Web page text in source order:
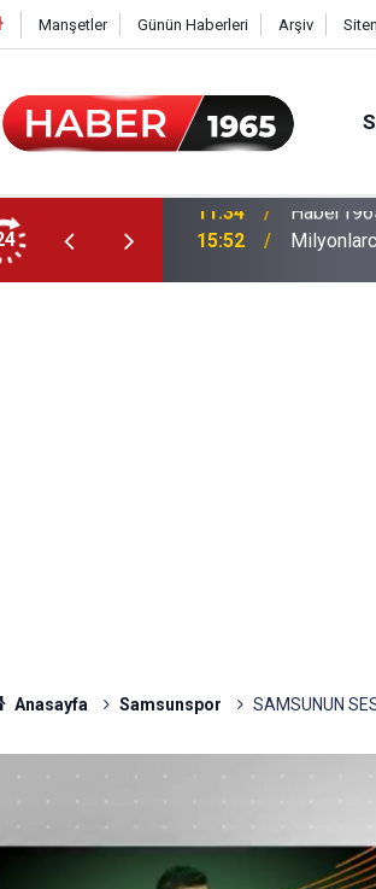
Manşetler Günün Haberleri Arşiv
15:52
Anasayfa Samsunspor SAMSUNUN